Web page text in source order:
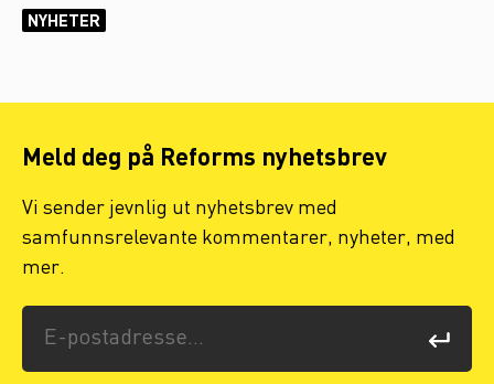
NYHETER
Meld deg på Reforms nyhetsbrev
Vi sender jevnlig ut nyhetsbrev med
samfunnsrelevante kommentarer, nyheter, med
mer.